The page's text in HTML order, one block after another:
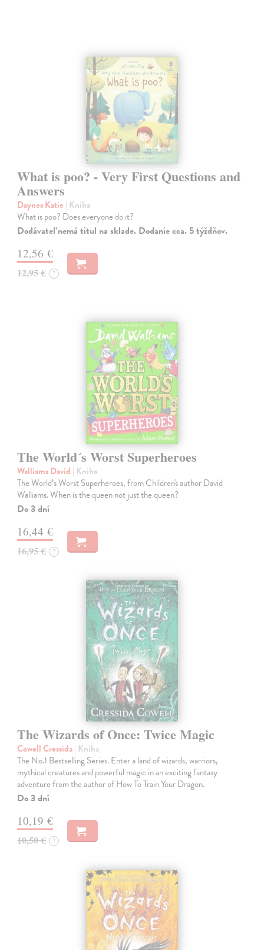
What is poo? - Very First Questions and
Answers
Daynes Katie | Kniha
What is poo? Does everyone do it?
Dodávateľ nemá titul na sklade. Dodanie cca. 5 týždňov.
12,56 €
12,95 € ?
The World´s Worst Superheroes
Walliams David | Kniha
The World’s Worst Superheroes, from Children's author David
Walliams. When is the queen not just the queen?
Do 3 dní
16,44 €
16,95 € ?
The Wizards of Once: Twice Magic
Cowell Cressida| Kniha
The No.1 Bestselling Series. Enter a land of wizards, warriors,
mythical creatures and powerful magic in an exciting fantasy
adventure from the author of How To Train Your Dragon.
Do 3 dní
10,19 €
10,50 € ?